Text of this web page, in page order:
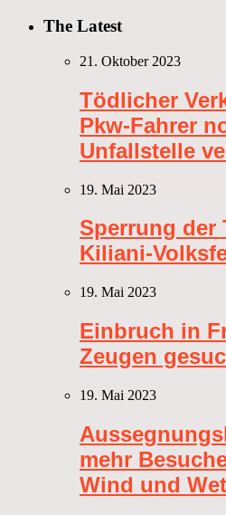
The Latest
21. Oktober 2023
Tödlicher
Pkw-Fahrer
Unfallstelle
19. Mai 2023
Sperrung der
Kiliani-
19. Mai 2023
Einbruch in
Zeugen
19. Mai 2023
mehr
Wind und